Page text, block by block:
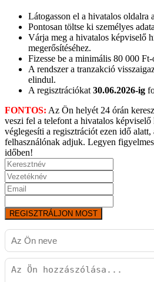
Látogasson el a hivatalos oldalra
Pontosan töltse ki személyes
Várja meg a hivatalos képviselő
megerősítéséhez.
Fizesse be a minimális 80 000 Ft-
A rendszer a tranzakció
elindul.
A regisztrációkat 30.06.2026-ig
FONTOS: Az Ön helyét 24 órán
veszi fel a telefont a hivatalos
véglegesíti a regisztrációt ezen idő
felhasználónak adjuk. Legyen
időben!
REGISZTRÁLJON MOST